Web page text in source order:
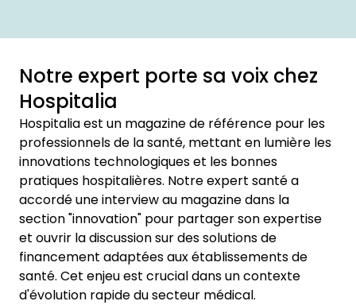
Notre expert porte sa voix chez
Hospitalia
Hospitalia est un magazine de référence pour les
professionnels de la santé, mettant en lumière les
innovations technologiques et les bonnes
pratiques hospitalières. Notre expert santé a
accordé une interview au magazine dans la
section "innovation" pour partager son expertise
et ouvrir la discussion sur des solutions de
financement adaptées aux établissements de
santé. Cet enjeu est crucial dans un contexte
d'évolution rapide du secteur médical.